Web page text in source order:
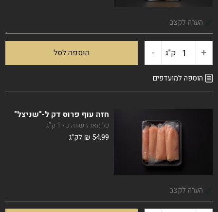
+ כמות
של
(מצופה)
ק"ג - הוספה לסל
הוספה למועדפים
חזה עוף פרוס דק ל-"שניצל"
כל מארז שווה כ - 1 ק"ג
₪ 54.99 לק"ג